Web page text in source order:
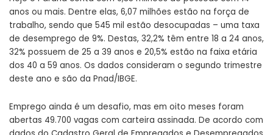
anos ou mais. Dentre elas, 6,07 milhões estão na força de
trabalho, sendo que 545 mil estão desocupadas – uma taxa
de desemprego de 9%. Destas, 32,2% têm entre 18 a 24 anos,
32% possuem de 25 a 39 anos e 20,5% estão na faixa etária
dos 40 a 59 anos. Os dados consideram o segundo trimestre
deste ano e são da Pnad/IBGE.
Emprego ainda é um desafio, mas em oito meses foram
abertas 49.700 vagas com carteira assinada. De acordo com